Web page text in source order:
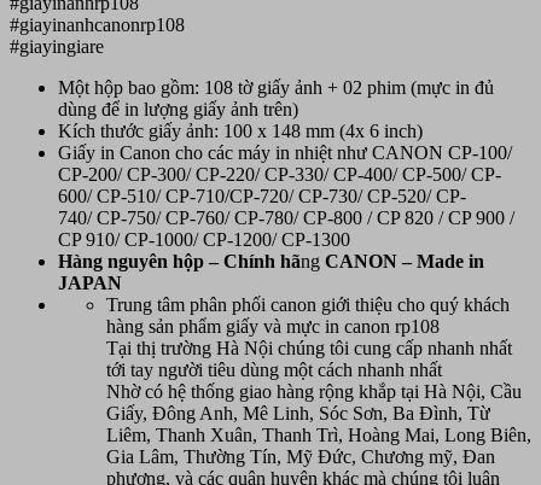
#giayinanhcanonrp108
#giayingiare
Một hộp bao gồm: 108 tờ giấy ảnh + 02 phim (mực in đủ
dùng để in lượng giấy ảnh trên)
Kích thước giấy ảnh: 100 x 148 mm (4x 6 inch)
Giấy in Canon cho các máy in nhiệt như CANON CP-100/
CP-200/ CP-300/ CP-220/ CP-330/ CP-400/ CP-500/ CP-
600/ CP-510/ CP-710/CP-720/ CP-730/ CP-520/ CP-
740/ CP-750/ CP-760/ CP-780/ CP-800 / CP 820 / CP 900 /
CP 910/ CP-1000/ CP-1200/ CP-1300
Hàng nguyên hộp – Chính hãng CANON – Made in
JAPAN
Trung tâm phân phối canon giới thiệu cho quý khách
hàng sản phẩm giấy và mực in canon rp108
Tại thị trường Hà Nội chúng tôi cung cấp nhanh nhất
tới tay người tiêu dùng một cách nhanh nhất
Nhờ có hệ thống giao hàng rộng khắp tại Hà Nội, Cầu
Giấy, Đông Anh, Mê Linh, Sóc Sơn, Ba Đình, Từ
Liêm, Thanh Xuân, Thanh Trì, Hoàng Mai, Long Biên,
Gia Lâm, Thường Tín, Mỹ Đức, Chương mỹ, Đan
phượng, và các quận huyện khác mà chúng tôi luân